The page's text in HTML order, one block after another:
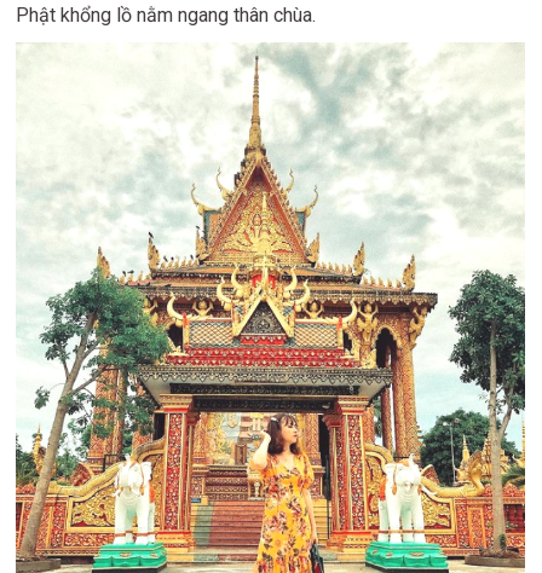
Phật khổng lồ nằm ngang thân chùa.